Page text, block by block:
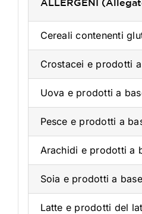
ALLERGENI
Cereali contenenti
Crostacei e prodotti
Uova e prodotti a
Pesce e prodotti a
Arachidi e prodotti a
Soia e prodotti a
Latte e prodotti del